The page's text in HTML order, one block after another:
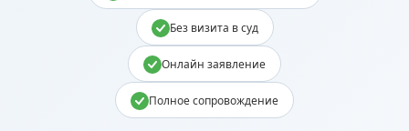
Без визита в суд
Онлайн заявление
Полное сопровождение